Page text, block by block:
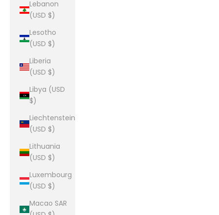
Lebanon
(USD $)
Lesotho
(USD $)
Liberia
(USD $)
Libya (USD
$)
Liechtenstein
(USD $)
Lithuania
(USD $)
Luxembourg
(USD $)
Macao SAR